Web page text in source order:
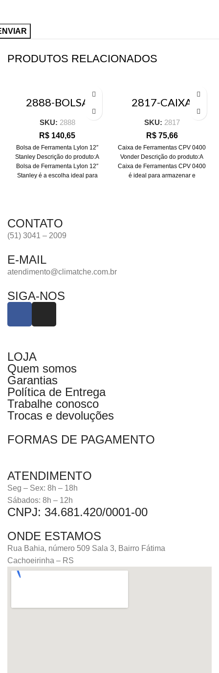
PRODUTOS RELACIONADOS
2888-BOLSA
FERRAMENTA
NYLON 12
STANLEY
SKU: 2888
R$ 140,65
Bolsa de Ferramenta Lylon 12″
Stanley Descrição do produto:A
Bolsa de Ferramenta Lylon 12″
Stanley é a escolha ideal para
2817-CAIXA
FERRAMENTAS –
CPV 0400
VONDER
SKU: 2817
R$75,66
Caixa de Ferramentas CPV 0400
Vonder Descrição do produto:A
Caixa de Ferramentas CPV 0400
é ideal para armazenar e
CONTATO
(51) 3041 – 2009
E-MAIL
atendimento@climatche.com.br
SIGA-NOS
LOJA
Quem somos
Garantias
Política de Entrega
Trabalhe conosco
Trocas e devoluções
FORMAS DE PAGAMENTO
ATENDIMENTO
Seg – Sex: 8h – 18h
Sábados: 8h – 12h
CNPJ: 34.681.420/0001-00
ONDE ESTAMOS
Rua Bahia, número 509 Sala 3, Bairro Fátima
Cachoeirinha – RS